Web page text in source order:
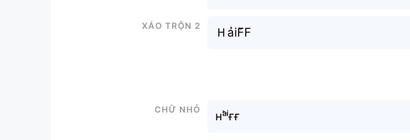
Xáo trộn 2
ＨảiF̆F
Chữ nhỏ
ʜᵃ̉ⁱғғ